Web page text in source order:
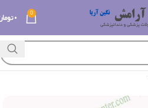
0 ۰